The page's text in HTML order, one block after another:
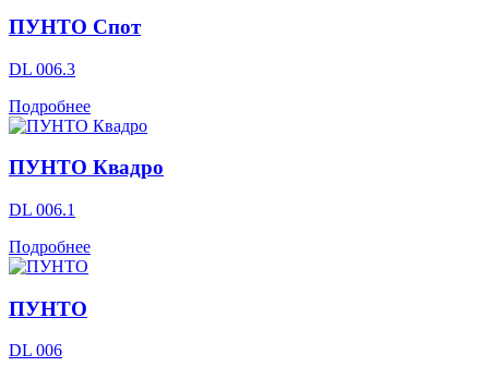
ПУНТО Спот
DL 006.3
Подробнее
ПУНТО Квадро
DL 006.1
Подробнее
ПУНТО
DL 006